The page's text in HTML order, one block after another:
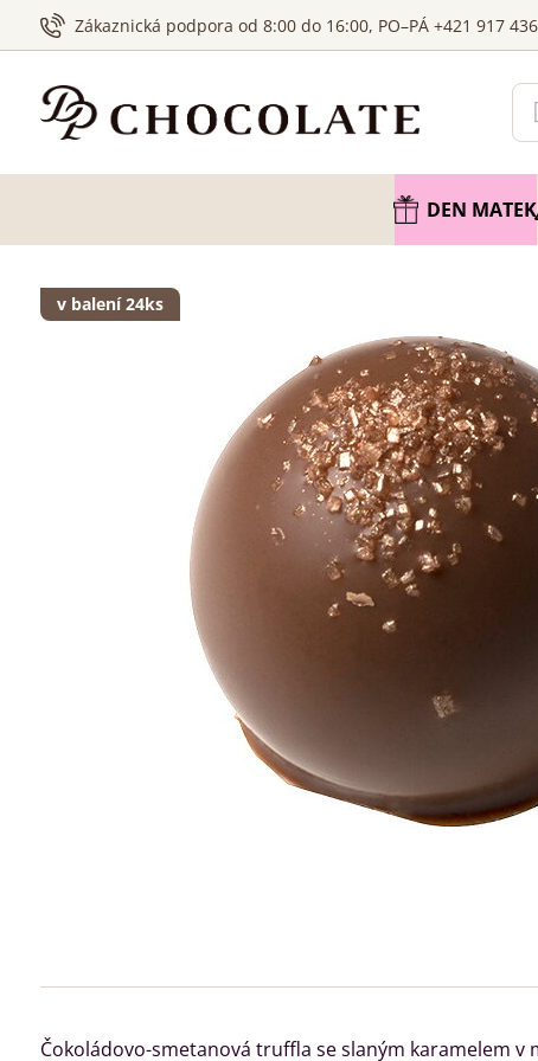
Zákaznická podpora od 8:00 do 16:00, PO–PÁ +421 917
DEN MATEK
v balení 24ks
Čokoládovo-smetanová truffla se slaným karamelem v